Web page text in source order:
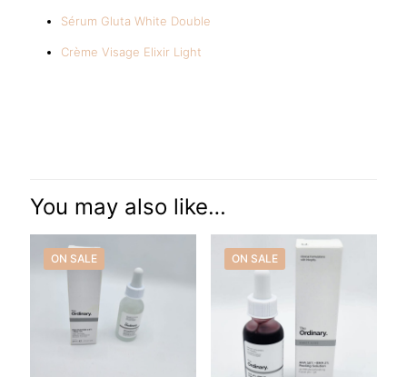
Sérum Gluta White Double
Crème Visage Elixir Light
10% + Zinc 1% The Ordinary 60ml |
Sérum Anti-Imperfections | Peau
Lisse”
Your email address will not be published.
Your rating
You may also like…
ON SALE ON SALE